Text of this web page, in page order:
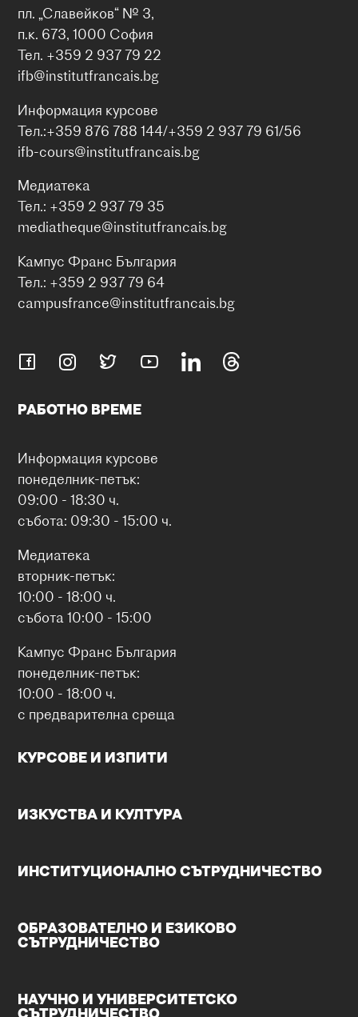
пл. „Славейков“ № 3,
п.к. 673, 1000 София
Тел. +359 2 937 79 22
ifb@institutfrancais.bg
Информация курсове
Тел.:+359 876 788 144/+359 2 937 79 61/56
ifb-cours@institutfrancais.bg
Медиатека
Тел.: +359 2 937 79 35
mediatheque@institutfrancais.bg
Кампус Франс България
Тел.: +359 2 937 79 64
campusfrance@institutfrancais.bg
РАБОТНО ВРЕМЕ
Информация курсове
понеделник-петък:
09:00 - 18:30 ч.
събота: 09:30 - 15:00 ч.
Медиатека
вторник-петък:
10:00 - 18:00 ч.
събота 10:00 - 15:00
Кампус Франс България
понеделник-петък:
10:00 - 18:00 ч.
с предварителна среща
КУРСОВЕ И ИЗПИТИ
ИЗКУСТВА И КУЛТУРА
ИНСТИТУЦИОНАЛНО СЪТРУДНИЧЕСТВО
ОБРАЗОВАТЕЛНО И ЕЗИКОВО
СЪТРУДНИЧЕСТВО
НАУЧНО И УНИВЕРСИТЕТСКО
СЪТРУДНИЧЕСТВО